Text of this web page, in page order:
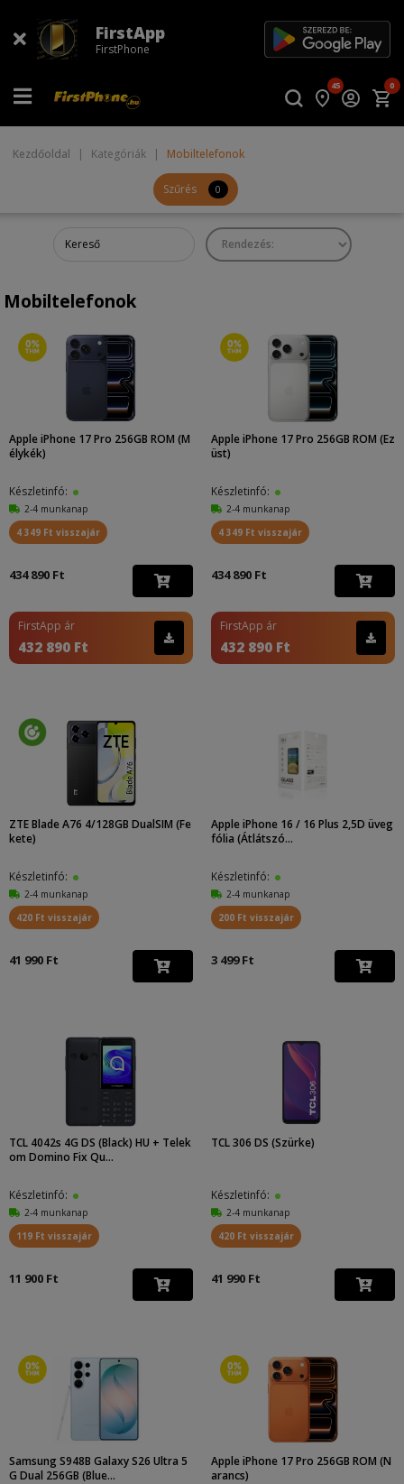
FirstApp
FirstPhone
45 0
Kezdőoldal | Kategóriák | Mobiltelefonok
Szűrés 0
Mobiltelefonok
Apple iPhone 17 Pro 256GB ROM (M
élykék)
Készletinfó:
2-4 munkanap
4 349 Ft visszajár
434 890 Ft
FirstApp ár
432 890 Ft
Apple iPhone 17 Pro 256GB ROM (Ez
üst)
Készletinfó:
2-4 munkanap
4 349 Ft visszajár
434 890 Ft
FirstApp ár
432 890 Ft
ZTE Blade A76 4/128GB DualSIM (Fe
kete)
Készletinfó:
2-4 munkanap
420 Ft visszajár
41 990 Ft
Apple iPhone 16 / 16 Plus 2,5D üveg
fólia (Átlátszó...
Készletinfó:
2-4 munkanap
200 Ft visszajár
3 499 Ft
TCL 4042s 4G DS (Black) HU + Telek
om Domino Fix Qu...
Készletinfó:
2-4 munkanap
119 Ft visszajár
11 900 Ft
TCL 306 DS (Szürke)
Készletinfó:
2-4 munkanap
420 Ft visszajár
41 990 Ft
Samsung S948B Galaxy S26 Ultra 5
G Dual 256GB (Blue...
Apple iPhone 17 Pro 256GB ROM (N
arancs)